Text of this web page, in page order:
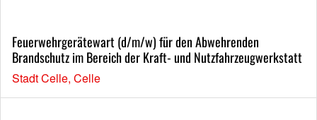
Feuerwehrgerätewart (d/m/w) für den Abwehrenden
Brandschutz im Bereich der Kraft- und Nutzfahrzeugwerkstatt
Stadt Celle, Celle